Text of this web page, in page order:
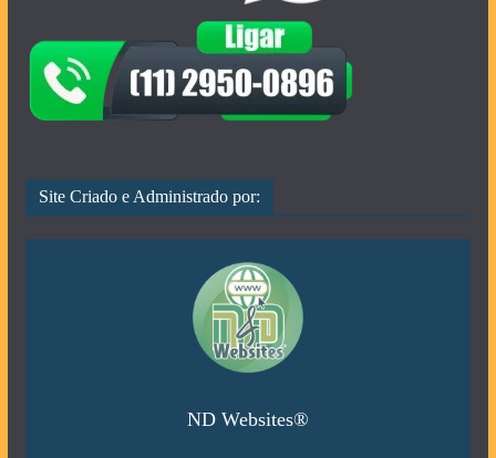
Site Criado e Administrado por:
ND Websites®